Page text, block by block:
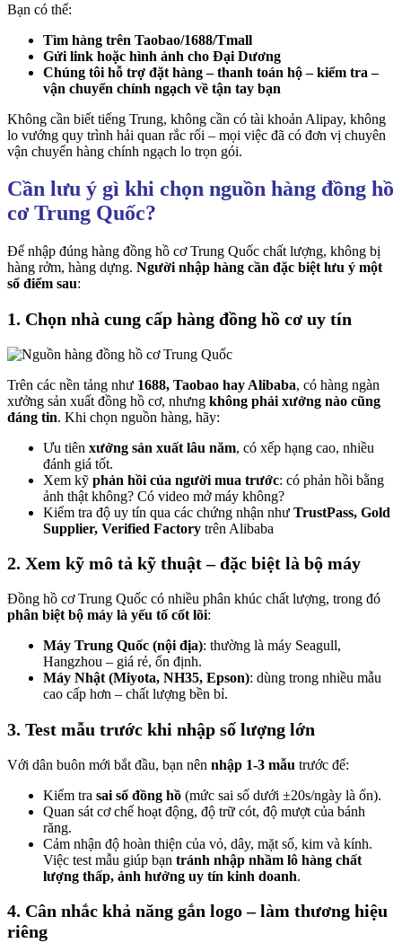
Bạn có thể:
Tìm hàng trên Taobao/1688/Tmall
Gửi link hoặc hình ảnh cho Đại Dương
Chúng tôi hỗ trợ đặt hàng – thanh toán hộ – kiểm tra –
vận chuyển chính ngạch về tận tay bạn
Không cần biết tiếng Trung, không cần có tài khoản Alipay, không
lo vướng quy trình hải quan rắc rối – mọi việc đã có đơn vị chuyên
vận chuyển hàng chính ngạch lo trọn gói.
Cần lưu ý gì khi chọn nguồn hàng đồng hồ
cơ Trung Quốc?
Để nhập đúng hàng đồng hồ cơ Trung Quốc chất lượng, không bị
hàng rởm, hàng dựng. Người nhập hàng cần đặc biệt lưu ý một
số điểm sau:
1. Chọn nhà cung cấp hàng đồng hồ cơ uy tín
Trên các nền tảng như 1688, Taobao hay Alibaba, có hàng ngàn
xưởng sản xuất đồng hồ cơ, nhưng không phải xưởng nào cũng
đáng tin. Khi chọn nguồn hàng, hãy:
Ưu tiên xưởng sản xuất lâu năm, có xếp hạng cao, nhiều
đánh giá tốt.
Xem kỹ phản hồi của người mua trước: có phản hồi bằng
ảnh thật không? Có video mở máy không?
Kiểm tra độ uy tín qua các chứng nhận như TrustPass, Gold
Supplier, Verified Factory trên Alibaba
2. Xem kỹ mô tả kỹ thuật – đặc biệt là bộ máy
Đồng hồ cơ Trung Quốc có nhiều phân khúc chất lượng, trong đó
phân biệt bộ máy là yếu tố cốt lõi:
Máy Trung Quốc (nội địa): thường là máy Seagull,
Hangzhou – giá rẻ, ổn định.
Máy Nhật (Miyota, NH35, Epson): dùng trong nhiều mẫu
cao cấp hơn – chất lượng bền bỉ.
3. Test mẫu trước khi nhập số lượng lớn
Với dân buôn mới bắt đầu, bạn nên nhập 1-3 mẫu trước để:
Kiểm tra sai số đồng hồ (mức sai số dưới ±20s/ngày là ổn).
Quan sát cơ chế hoạt động, độ trữ cót, độ mượt của bánh
răng.
Cảm nhận độ hoàn thiện của vỏ, dây, mặt số, kim và kính.
Việc test mẫu giúp bạn tránh nhập nhầm lô hàng chất
lượng thấp, ảnh hưởng uy tín kinh doanh.
4. Cân nhắc khả năng gắn logo – làm thương hiệu
riêng